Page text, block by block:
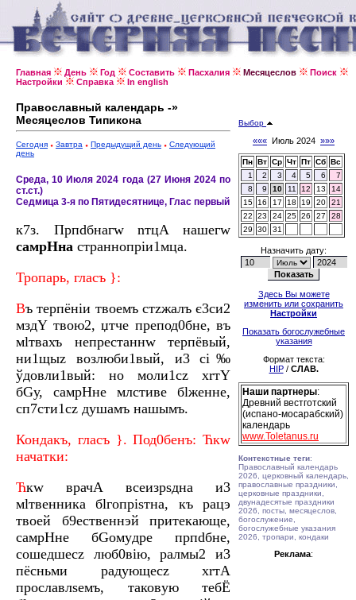
Главная День Год Составить Пасхалия Месяцеслов
Поиск
Настройки
Справка In english
Православный календарь -»
Месяцеслов Типикона
Сегодня Завтра Предыдущий день
Следующий
день
Среда, 10 Июля 2024 года (27 Июня 2024 по
ст.ст.)
Седмица 3-я по Пятидесятнице, Глас первый
к7з. Прпdбнагw nтцA нaшегw
самpHна страннопріи1мца.
Тропaрь, глaсъ }:
Въ терпёніи твоeмъ стzжaлъ є3си2
мздY твою2, џтче препод0бне, въ
мlтвахъ непрестaннw терпёвый,
ни1щыz возлюби1вый, и3 сі‰
ўдовли1вый: но моли1сz хrтY
бGу, самpHне млcтиве бlжeнне,
сп7сти1сz душaмъ нaшымъ.
Кондaкъ, глaсъ }. Под0бенъ: Ћкw
начaтки:
Ћкw врачA всеизрsдна и3
мlтвенника бlгопріsтна, къ рaцэ
твоeй б9eственнэй притекaюще,
самpHне бGомyдре прпdбне,
сошeдшесz люб0вію, pалмы2 и3
пёсньми рaдующесz хrтA
прославлsемъ, таковyю тебЁ
Выбор
««« Июль 2024 »»»
Пн Вт Ср Чт Пт Сб Вс
1
2 3 4 5 6
7
8
9 10 11 12 13
14
15
16 17 18 19 20
21
22
23 24 25 26 27
28
29
30 31
Назначить дату:
Здесь Вы можете
изменить или сохранить
Настройки
Показать богослужебные
указания
Формат текста:
HIP/ СЛАВ.
Наши партнеры:
Древний вестготский
(испано-мосарабский)
календарь
www.Toletanus.ru
Контекстные теги:
Православный календарь
2026, церковный календарь,
православные праздники,
церковные праздники,
двунадесятые праздники
2026, посты, месяцеслов,
богослужение,
богослужебные указания
2026, тропари, кондаки
Реклама: